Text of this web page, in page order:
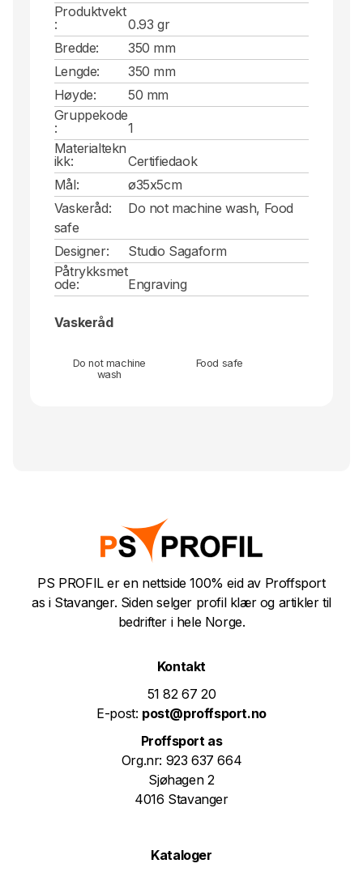
Produktvekt
:
0.93 gr
Bredde:
350 mm
Lengde:
350 mm
Høyde:
50 mm
Gruppekode
:
1
Materialtekn
ikk:
Certifiedaok
Mål:
ø35x5cm
Vaskeråd:
Do not machine wash, Food
safe
Designer:
Studio Sagaform
Påtrykksmet
ode:
Engraving
Vaskeråd
Do not machine
wash
Food safe
PS PROFIL er en nettside 100% eid av Proffsport
as i Stavanger. Siden selger profil klær og artikler til
bedrifter i hele Norge.
Kontakt
51 82 67 20
E-post: post@proffsport.no
Proffsport as
Org.nr: 923 637 664
Sjøhagen 2
4016 Stavanger
Kataloger